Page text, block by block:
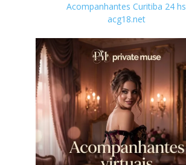
Acompanhantes Curitiba 24 hs
acg18.net